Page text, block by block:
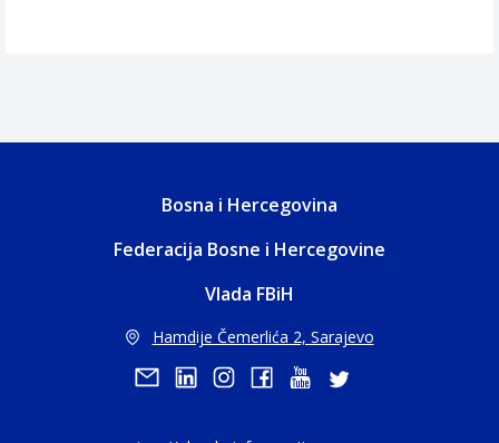
Bosna i Hercegovina
Federacija Bosne i Hercegovine
Vlada FBiH
Hamdije Čemerlića 2, Sarajevo